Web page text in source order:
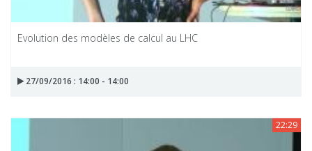
Evolution des modèles de calcul au LHC
27/09/2016 : 14:00 - 14:00
22:29